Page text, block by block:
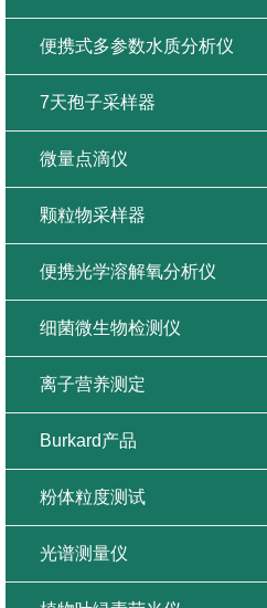
便携式多参数水质分析仪
7天孢子采样器
微量点滴仪
颗粒物采样器
便携光学溶解氧分析仪
细菌微生物检测仪
离子营养测定
Burkard产品
粉体粒度测试
光谱测量仪